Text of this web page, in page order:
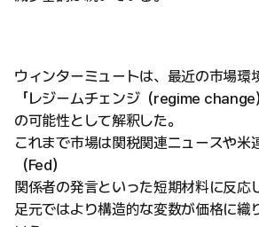
ウィンターミュートは、最近の市場環
「レジームチェンジ（regime change
の可能性として解釈した。
これまで市場は関税関連ニュースや米
（Fed）
関係者の発言といった短期材料に反応
足元ではより構造的な変数が価格に織